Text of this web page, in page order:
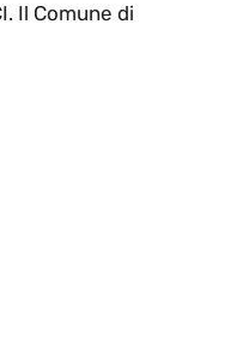
Il Comune di